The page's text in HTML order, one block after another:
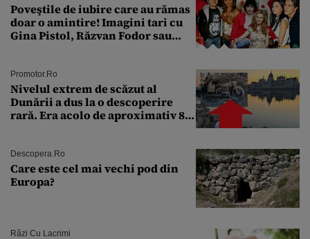
Poveştile de iubire care au rămas
doar o amintire! Imagini tari cu
Gina Pistol, Răzvan Fodor sau
Promotor.ro
Nivelul extrem de scăzut al
Dunării a dus la o descoperire
rară. Era acolo de aproximativ 80
Descopera.ro
Care este cel mai vechi pod din
Europa?
Râzi Cu Lacrimi